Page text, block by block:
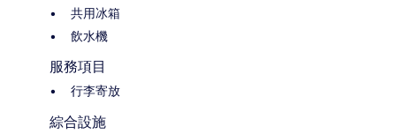
共用冰箱
飲水機
服務項目
行李寄放
綜合設施